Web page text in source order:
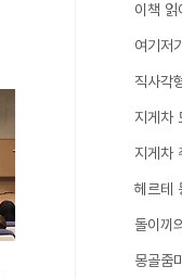
이책 읽
여기저
직사각
지게차
지게차
헤르테
돌이끼
몽골줌